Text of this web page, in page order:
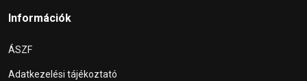
Információk
ÁSZF
Adatkezelési tájékoztató